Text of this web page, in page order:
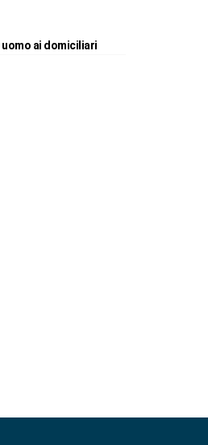
ai domiciliari